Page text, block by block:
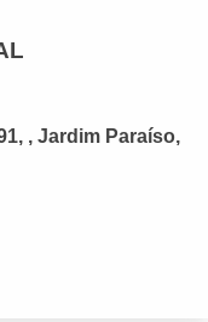
, Jardim Paraíso,